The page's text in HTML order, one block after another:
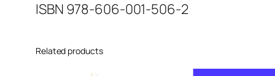
ISBN 978-606-001-506-2
Related products